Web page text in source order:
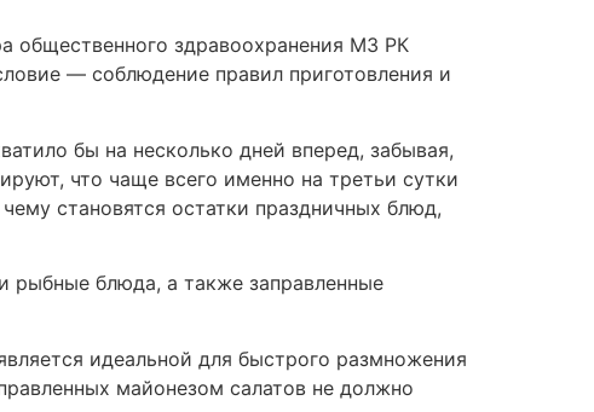
общественного здравоохранения МЗ РК
— соблюдение правил приготовления и
бы на несколько дней вперед, забывая,
что чаще всего именно на третьи сутки
становятся остатки праздничных блюд,
рыбные блюда, а также заправленные
идеальной для быстрого размножения
майонезом салатов не должно